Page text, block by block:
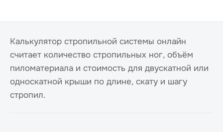
Калькулятор стропильной системы онлайн
считает количество стропильных ног, объём
пиломатериала и стоимость для двускатной или
односкатной крыши по длине, скату и шагу
стропил.